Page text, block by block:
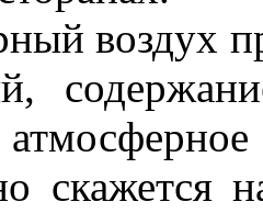
воздух
скажется